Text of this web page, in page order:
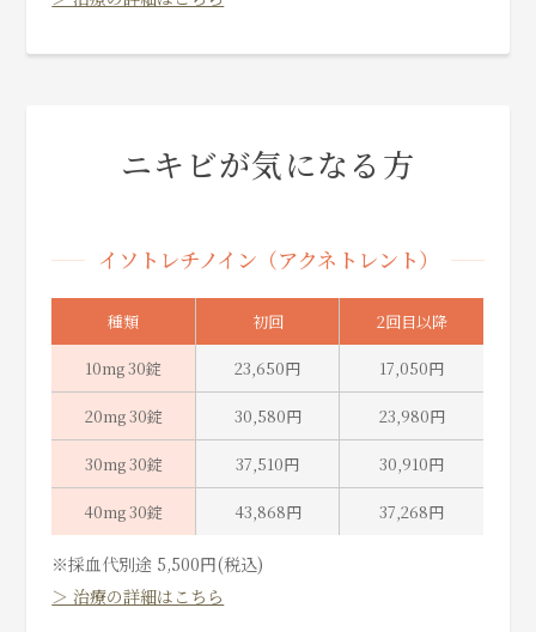
ニキビが気になる方
イソトレチノイン（アクネトレント）
種類 初回 2回目以降
10mg 30錠 23,650円 17,050円
20mg 30錠 30,580円 23,980円
30mg 30錠 37,510円 30,910円
40mg 30錠 43,868円 37,268円
※採血代別途 5,500円(税込)
＞ 治療の詳細はこちら